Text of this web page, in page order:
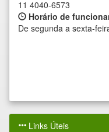
11 4040-6573
Horário de
De segunda a sexta-
Links Úteis